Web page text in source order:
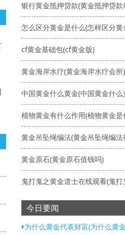
银行黄金抵押贷款(黄金抵押贷款
怎么区分黄金是什么(怎样区分黄
cf黄金基础包(cf黄金版)
黄金海岸水疗(黄金海岸水疗会所)
中国黄金什么黄金(中国黄金什
植物黄金有什么作用(植物黄金是
黄金吊坠绳编法(黄金吊坠绳编法
黄金原石(黄金原石值钱吗)
今日要闻
为什么黄金代表财富(为什么黄